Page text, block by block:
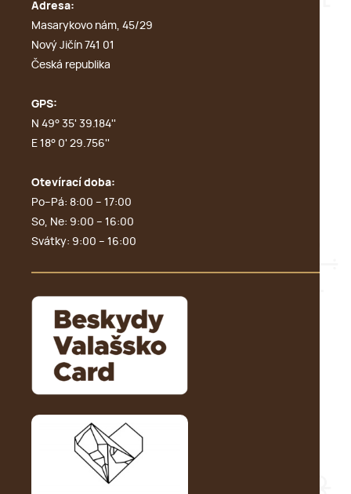
Adresa:
Masarykovo nám, 45/29
Nový Jičín 741 01
Česká republika
GPS:
N 49° 35' 39.184''
E 18° 0' 29.756''
Otevírací doba:
Po–Pá: 8:00 – 17:00
So, Ne: 9:00 – 16:00
Svátky: 9:00 – 16:00